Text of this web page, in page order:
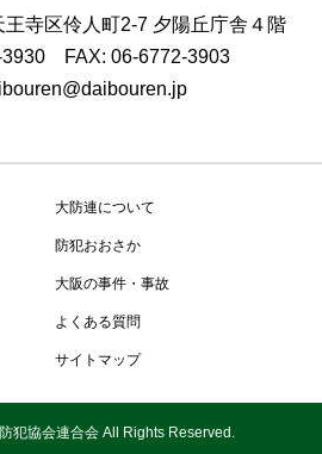
寺区伶人町2-7 夕陽丘庁舎４階
3930 FAX: 06-6772-3903
大防連について
防犯おおさか
大阪の事件・事故
よくある質問
サイトマップ
犯協会連合会 All Rights Reserved.